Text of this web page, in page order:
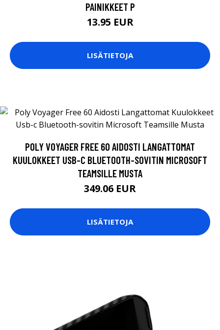
PAINIKKEET P
13.95 EUR
LISÄTIETOJA
POLY VOYAGER FREE 60 AIDOSTI LANGATTOMAT
KUULOKKEET USB-C BLUETOOTH-SOVITIN MICROSOFT
TEAMSILLE MUSTA
349.06 EUR
LISÄTIETOJA